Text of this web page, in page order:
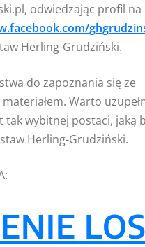
odwiedzając profil na
Herling-Grudziński.
do zapoznania się ze
Warto
tak wybitnej postaci, jaką
Herling-Grudziński.